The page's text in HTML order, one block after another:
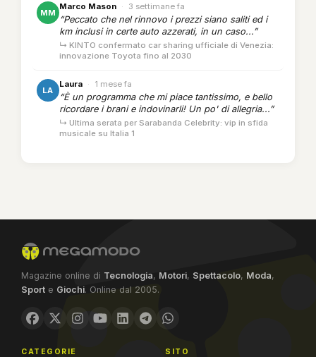
MM
Marco Mason · 3 settimane fa
“Peccato che nel rinnovo i prezzi siano saliti ed i
km inclusi in certe auto azzerati, in un caso...”
↳ KINTO confermato car sharing ufficiale di Venezia:
innovazione Toyota fino al 2030
LA
Laura · 1 mese fa
“È un programma che mi piace tantissimo, e bello
ricordare i brani e indovinarli! Un po' di allegria...”
↳ Ultima serata per Sarabanda Celebrity: vip in sfida
musicale su Italia 1
Magazine online di Tecnologia, Motori, Spettacolo, Moda,
Sport e Giochi. Online dal 2005.
CATEGORIE SITO